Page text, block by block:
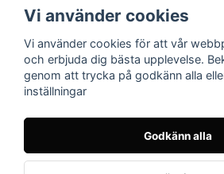
(OBS. Endast förbokade besök)
Org.nr:
559030-5248
Jur. namn: Pata Mopeddelar AB
Följ oss
TikTok
Vi använder cookies
Vi använder cookies för att vår
och erbjuda dig bästa upplevelse.
genom att trycka på godkänn alla
inställningar
Godkänn alla